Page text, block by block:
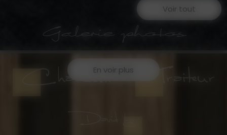
Voir tout
Galerie photos
En voir plus